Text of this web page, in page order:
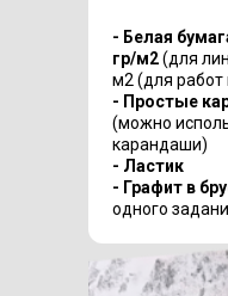
- Белая
гр/м2(для
м2 (для работ
- Простые
(можно
карандаши)
- Ластик
- Графит в
одного